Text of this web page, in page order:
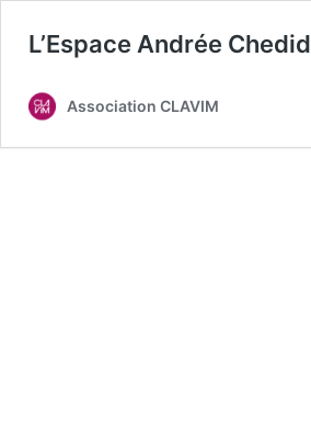
L’Espace Andrée Chedid
Association CLAVIM